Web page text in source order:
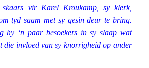
vir Karel Kroukamp, sy klerk,
tyd saam met sy gesin deur te bring.
hy ‘n paar besoekers in sy slaap wat
die invloed van sy knorrigheid op ander